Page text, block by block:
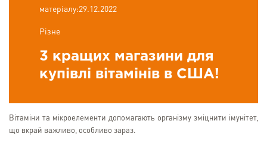
матеріалу:29.12.2022
Різне
3 кращих магазини для
купівлі вітамінів в США!
Вітаміни та мікроелементи допомагають організму зміцнити імунітет,
що вкрай важливо, особливо зараз.